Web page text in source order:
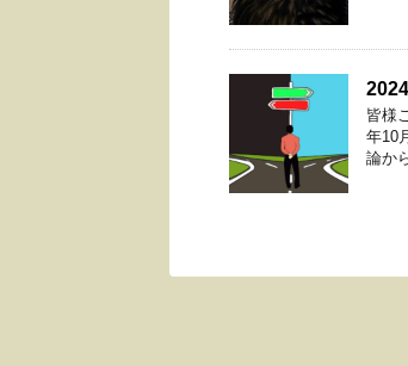
皆様
年10
論か